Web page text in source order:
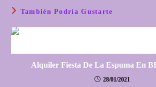
También Podría Gustarte
Alquiler Fiesta De La Espuma En
28/01/2021